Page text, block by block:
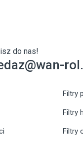
do nas!
Filtry
Filtry
Filtry